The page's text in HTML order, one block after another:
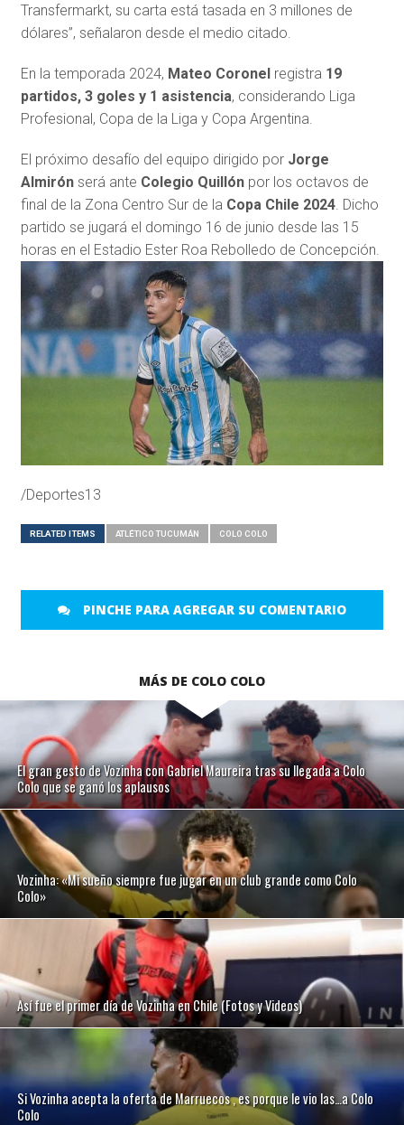
Transfermarkt, su carta está tasada en 3 millones de
dólares”, señalaron desde el medio citado.
En la temporada 2024, Mateo Coronelregistra 19
partidos, 3 goles y 1 asistencia, considerando Liga
Profesional, Copa de la Liga y Copa Argentina.
El próximo desafío del equipo dirigido por Jorge
Almirónserá ante Colegio Quillónpor los octavos de
final de la Zona Centro Sur de la Copa Chile 2024. Dicho
partido se jugará el domingo 16 de junio desde las 15
horas en el Estadio Ester Roa Rebolledo de Concepción.
/Deportes13
RELATED ITEMS ATLÉTICO TUCUMÁN COLO COLO
PINCHE PARA AGREGAR SU COMENTARIO
MÁS DE COLO COLO
El gran gesto de Vozinha con Gabriel Maureira tras su llegada a Colo
Colo que se ganó los aplausos
Vozinha: «Mi sueño siempre fue jugar en un club grande como Colo
Colo»
Así fue el primer día de Vozinha en Chile (Fotos y Videos)
Si Vozinha acepta la oferta de Marruecos , es porque le vio las…a Colo
Colo